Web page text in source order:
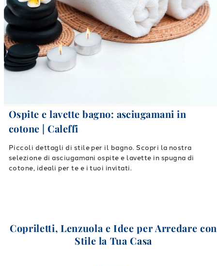
Ospite e lavette bagno: asciugamani in
cotone | Caleffi
Piccoli dettagli di stile per il bagno. Scopri la nostra
selezione di asciugamani ospite e lavette in spugna di
cotone, ideali per te e i tuoi invitati.
Copriletti, Lenzuola e Idee per Arredare con
Stile la Tua Casa